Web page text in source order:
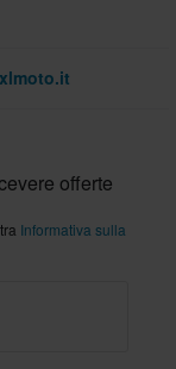
offerte
Informativa sulla